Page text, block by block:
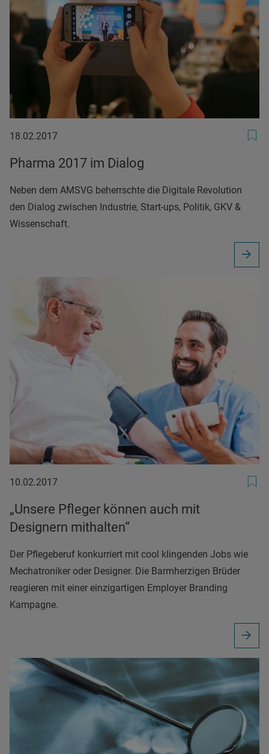
18.02.2017
18.02.2017
Pharma 2017 im Dialog
Neben dem AMSVG beherrschte die Digitale Revolution
den Dialog zwischen Industrie, Start-ups, Politik, GKV &
Wissenschaft.
10.02.2017
10.02.2017
„Unsere Pfleger können auch mit
Designern mithalten“
Der Pflegeberuf konkurriert mit cool klingenden Jobs wie
Mechatroniker oder Designer. Die Barmherzigen Brüder
reagieren mit einer einzigartigen Employer Branding
Kampagne.